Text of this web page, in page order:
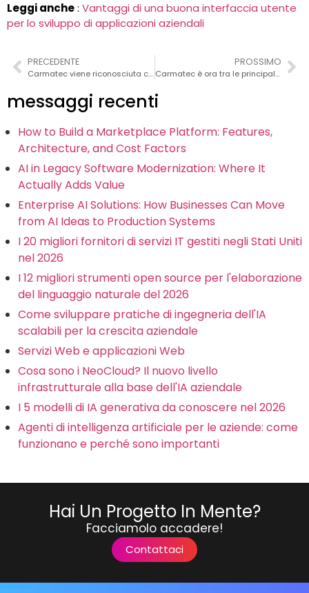
Leggi anche: Vantaggi di una buona interfaccia utente
per lo sviluppo di applicazioni aziendali
PRECEDENTE
Carmatec viene riconosciuta come la migliore azienda di sviluppo di app mobili nel 2020
PROSSIMO
Carmatec è ora tra le principali società di sviluppo PWA nel 2021
messaggi recenti
How to Build a Marketplace Platform: Features,
Architecture, and Cost Factors
AI in Legacy Software Modernization: Where It
Actually Adds Value
Enterprise AI Solutions: How Businesses Can Move
from AI Ideas to Production Systems
I 20 migliori fornitori di servizi IT gestiti negli Stati Uniti
nel 2026
I 12 migliori strumenti open source per l'elaborazione
del linguaggio naturale del 2026
Come sviluppare pratiche di ingegneria dell'IA
scalabili per la crescita aziendale
Servizi Web e applicazioni Web
Cosa sono i NeoCloud? Il nuovo livello
infrastrutturale alla base dell'IA aziendale
I 5 modelli di IA generativa da conoscere nel 2026
Agenti di intelligenza artificiale per le aziende: come
funzionano e perché sono importanti
Hai Un Progetto In Mente?
Facciamolo accadere!
Contattaci